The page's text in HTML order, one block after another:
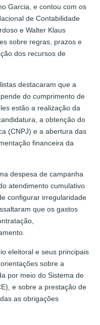
Garcia, e contou com os
de Contabilidade
e Walter Klaus
sobre regras, prazos e
dos recursos de
destacaram que a
do cumprimento de
estão a realização da
a obtenção do
(CNPJ) e a abertura das
financeira da
despesa de campanha
atendimento cumulativo
configurar irregularidade
que os gastos
eleitoral e seus principais
sobre a
por meio do Sistema de
e sobre a prestação de
as obrigações